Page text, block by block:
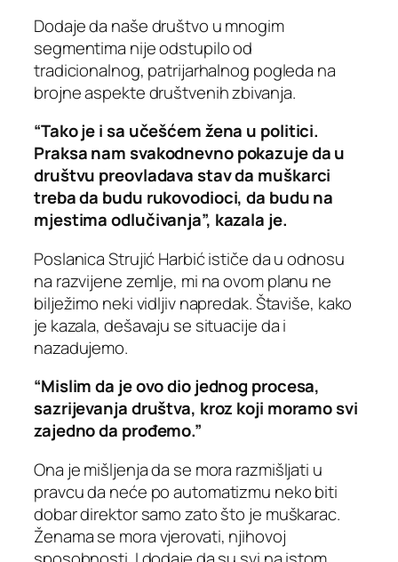
Dodaje da naše društvo u mnogim
segmentima nije odstupilo od
tradicionalnog, patrijarhalnog pogleda na
brojne aspekte društvenih zbivanja.
“Tako je i sa učešćem žena u politici.
Praksa nam svakodnevno pokazuje da u
društvu preovladava stav da muškarci
treba da budu rukovodioci, da budu na
mjestima odlučivanja”, kazala je.
Poslanica Strujić Harbić ističe da u odnosu
na razvijene zemlje, mi na ovom planu ne
bilježimo neki vidljiv napredak. Štaviše, kako
je kazala, dešavaju se situacije da i
nazadujemo.
“Mislim da je ovo dio jednog procesa,
sazrijevanja društva, kroz koji moramo svi
zajedno da prođemo.”
Ona je mišljenja da se mora razmišljati u
pravcu da neće po automatizmu neko biti
dobar direktor samo zato što je muškarac.
Ženama se mora vjerovati, njihovoj